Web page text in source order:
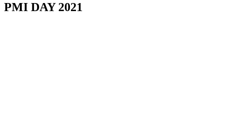
PMI DAY 2021